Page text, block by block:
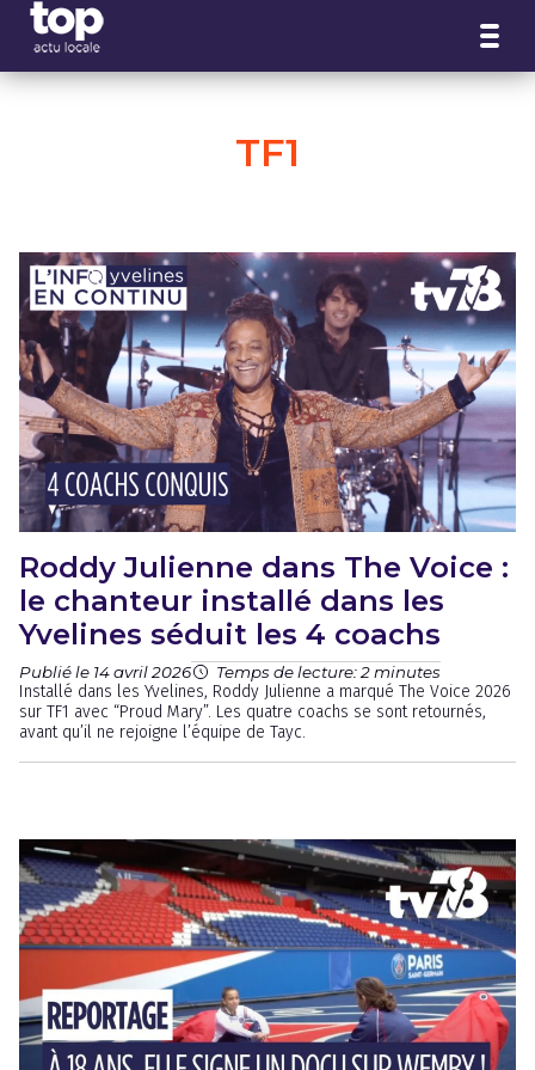
TF1
Roddy Julienne dans The Voice :
le chanteur installé dans les
Yvelines séduit les 4 coachs
Publié le 14 avril 2026 Temps de lecture: 2 minutes
Installé dans les Yvelines, Roddy Julienne a marqué The Voice 2026
sur TF1 avec “Proud Mary”. Les quatre coachs se sont retournés,
avant qu’il ne rejoigne l’équipe de Tayc.
Panneau de gestion des cookies